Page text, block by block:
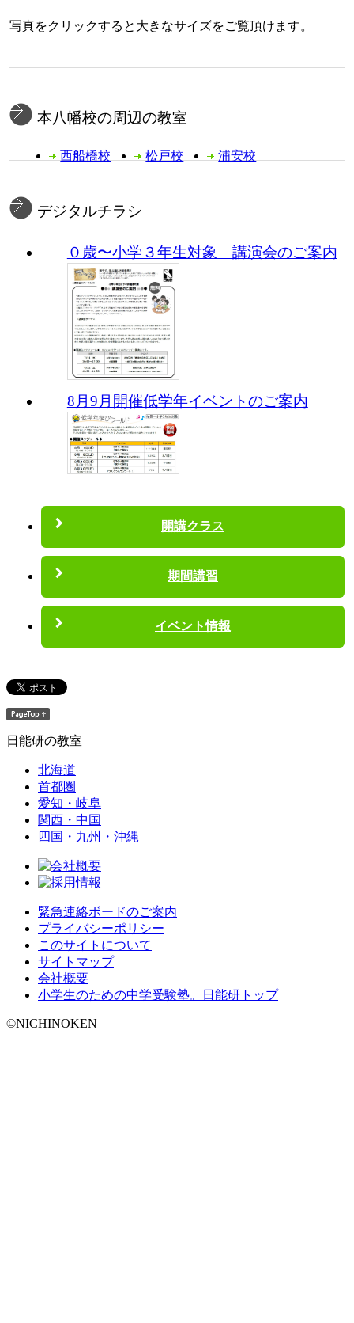
写真をクリックすると大きなサイズをご覧頂けます。
本八幡校の周辺の教室
西船橋校 松戸校 浦安校
デジタルチラシ
０歳〜小学３年生対象 講演会のご案内
8月9月開催低学年イベントのご案内
開講クラス
期間講習
イベント情報
日能研の教室
北海道
首都圏
愛知・岐阜
関西・中国
四国・九州・沖縄
緊急連絡ボードのご案内
プライバシーポリシー
このサイトについて
サイトマップ
会社概要
小学生のための中学受験塾。日能研トップ
©NICHINOKEN